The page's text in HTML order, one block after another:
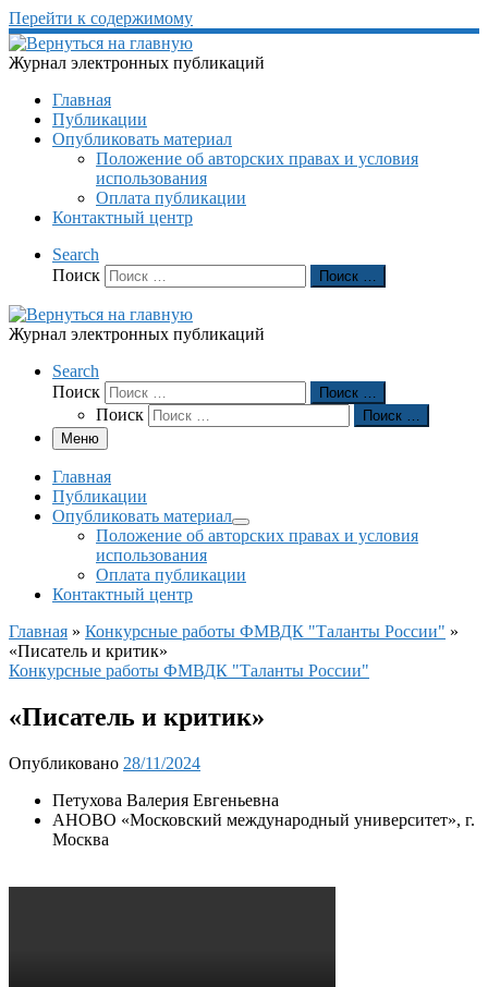
Перейти к содержимому
Журнал электронных публикаций
Главная
Публикации
Опубликовать материал
Положение об авторских правах и условия
использования
Оплата публикации
Контактный центр
Search
Поиск
Поиск …
Журнал электронных публикаций
Search
Поиск
Поиск …
Поиск
Поиск …
Меню
Главная
Публикации
Опубликовать материал
Положение об авторских правах и условия
использования
Оплата публикации
Контактный центр
Главная » Конкурсные работы ФМВДК "Таланты России" »
«Писатель и критик»
Конкурсные работы ФМВДК "Таланты России"
«Писатель и критик»
Опубликовано 28/11/2024
Петухова Валерия Евгеньевна
АНОВО «Московский международный университет», г.
Москва